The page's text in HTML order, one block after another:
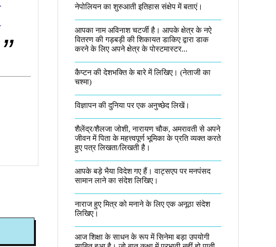
नेपोलियन का शुरुआती इतिहास संक्षेप में बताएं।
आपका नाम अविनाश चटर्जी है। आपके क्षेत्र के नऐ
वितरण की गड़बड़ी की शिकायत डाकिए द्वारा डाक
करने के लिए अपने क्षेत्र के पोस्टमास्टर...
कैप्टन की देशभक्ति के बारे में लिखिए।​ (नेताजी का
चश्मा)
विज्ञापन की दुनिया पर एक अनुच्छेद लिखें।
शैलेंद्र/शैलजा जोशी, नारायण चौक, अमरावती से अपने
जीवन में पिता के महत्त्वपूर्ण भूमिका के प्रति व्यक्त करते
हुए पत्र लिखता/लिखती है।​
आपके बड़े भैया विदेश गए हैं। वाट्सएप पर मनपंसद
सामान लाने का संदेश लिखिए।
नाराज हुए मित्र को मनाने के लिए एक अनूठा संदेश
लिखिए।
आज शिक्षा के साधन के रूप में सिनेमा बड़ा उपयोगी